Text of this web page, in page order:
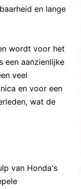
en lange
wordt voor het
een aanzienlijke
veel
en voor een
wat de
van Honda's